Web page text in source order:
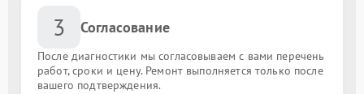
3 Согласование
После диагностики мы согласовываем с вами перечень
работ, сроки и цену. Ремонт выполняется только после
вашего подтверждения.